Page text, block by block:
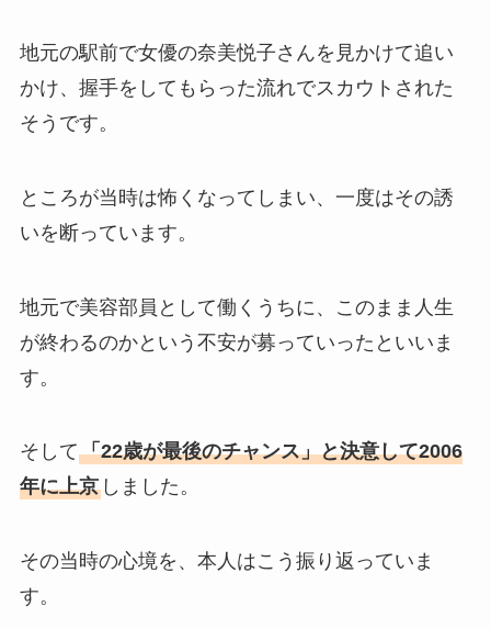
地元の駅前で女優の奈美悦子さんを見かけて追い
かけ、握手をしてもらった流れでスカウトされた
そうです。
ところが当時は怖くなってしまい、一度はその誘
いを断っています。
地元で美容部員として働くうちに、このまま人生
が終わるのかという不安が募っていったといいま
す。
そして「22歳が最後のチャンス」と決意して2006
年に上京しました。
その当時の心境を、本人はこう振り返っていま
す。